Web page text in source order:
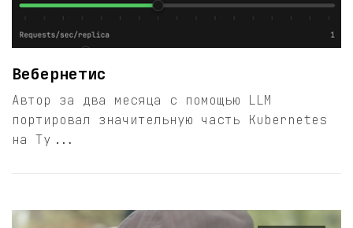
Вебернетис
Автор за два месяца с помощью LLM
портировал значительную часть Kubernetes
на Ty...